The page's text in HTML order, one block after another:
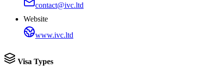
contact@ivc.ltd
Website
www.ivc.ltd
Visa Types